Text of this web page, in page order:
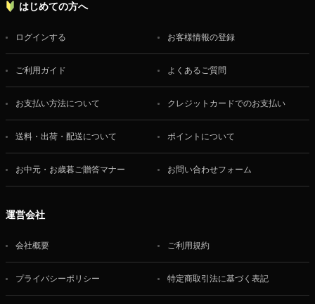
はじめての方へ
ログインする お客様情報の登録
ご利用ガイド よくあるご質問
お支払い方法について クレジットカードでのお支払い
送料・出荷・配送について ポイントについて
お中元・お歳暮ご贈答マナー お問い合わせフォーム
運営会社
会社概要 ご利用規約
プライバシーポリシー 特定商取引法に基づく表記